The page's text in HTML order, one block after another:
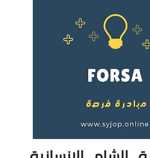
دورات تدريبية